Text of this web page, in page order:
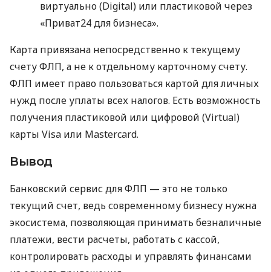
виртуально (Digital) или пластиковой через
«Приват24 для бизнеса».
Карта привязана непосредственно к текущему
счету ФЛП, а не к отдельному карточному счету.
ФЛП имеет право пользоваться картой для личных
нужд после уплаты всех налогов. Есть возможность
получения пластиковой или цифровой (Virtual)
карты Visa или Mastercard.
Вывод
Банковский сервис для ФЛП — это не только
текущий счет, ведь современному бизнесу нужна
экосистема, позволяющая принимать безналичные
платежи, вести расчеты, работать с кассой,
контролировать расходы и управлять финансами